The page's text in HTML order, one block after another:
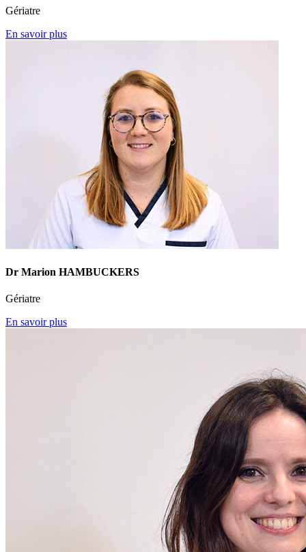
Gériatre
En savoir plus
Dr Marion HAMBUCKERS
Gériatre
En savoir plus